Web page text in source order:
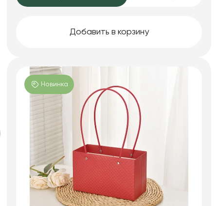
Добавить в корзину
Новинка